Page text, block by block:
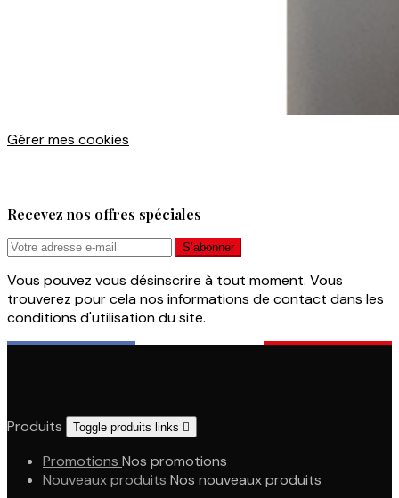
Gérer mes cookies
Recevez nos offres spéciales
Vous pouvez vous désinscrire à tout moment. Vous
trouverez pour cela nos informations de contact dans les
conditions d'utilisation du site.
Produits Toggle produits links 
Promotions Nos promotions
Nouveaux produits Nos nouveaux produits